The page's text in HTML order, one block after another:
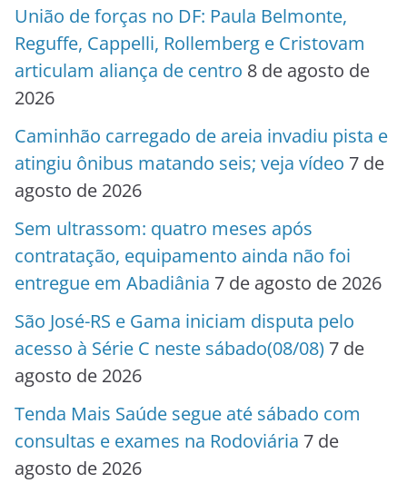
União de forças no DF: Paula Belmonte,
Reguffe, Cappelli, Rollemberg e Cristovam
articulam aliança de centro 8 de agosto de
2026
Caminhão carregado de areia invadiu pista e
atingiu ônibus matando seis; veja vídeo 7 de
agosto de 2026
Sem ultrassom: quatro meses após
contratação, equipamento ainda não foi
entregue em Abadiânia 7 de agosto de 2026
São José-RS e Gama iniciam disputa pelo
acesso à Série C neste sábado(08/08) 7 de
agosto de 2026
Tenda Mais Saúde segue até sábado com
consultas e exames na Rodoviária 7 de
agosto de 2026